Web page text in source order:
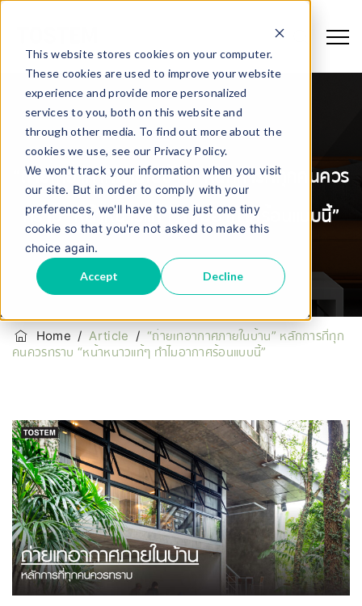
This website stores cookies on your computer.
These cookies are used to improve your website
experience and provide more personalized
services to you, both on this website and
through other media. To find out more about the
cookies we use, see our Privacy Policy.
We won't track your information when you visit
our site. But in order to comply with your
preferences, we'll have to use just one tiny
cookie so that you're not asked to make this
choice again.
Accept Decline
“ถ่ายเทอากาศภายในบ้าน” หลักการที่ทุกคนควร
ทราบ “หน้าหนาวแท้ๆ ทำไมอากาศร้อนแบบนี้”
Home /Article / “ถ่ายเทอากาศภายในบ้าน” หลักการที่ทุก
คนควรทราบ “หน้าหนาวแท้ๆ ทำไมอากาศร้อนแบบนี้”